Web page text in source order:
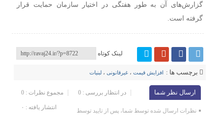
گزارش‌های آن به طور هفتگی در اختیار سازمان حمایت قرار
گرفته است.
لینک کوتاه
برچسب ها : افزایش قیمت ،غیرقانونی ،لبنیات
ارسال نظر شما مجموع نظرات : 0 در انتظار بررسی : 0
انتشار یافته : ۰
نظرات ارسال شده توسط شما، پس از تایید توسط